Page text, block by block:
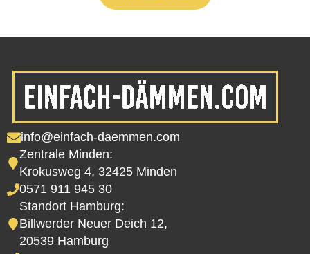
info@einfach-daemmen.com
Zentrale Minden:
Krokusweg 4, 32425 Minden
0571 911 945 30
Standort Hamburg:
Billwerder Neuer Deich 12,
20539 Hamburg